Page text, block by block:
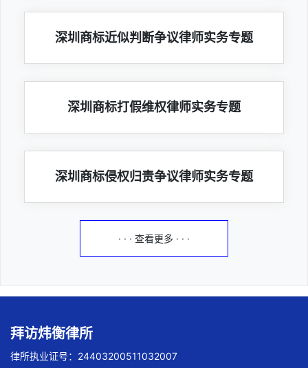
深圳商标近似判断争议律师实务专题
深圳商标打假维权律师实务专题
深圳商标侵权归责争议律师实务专题
· · · 查看更多 · · ·
拜访炜衡律所
律所执业证号：24403200511032007